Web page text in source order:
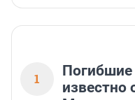
1
известно